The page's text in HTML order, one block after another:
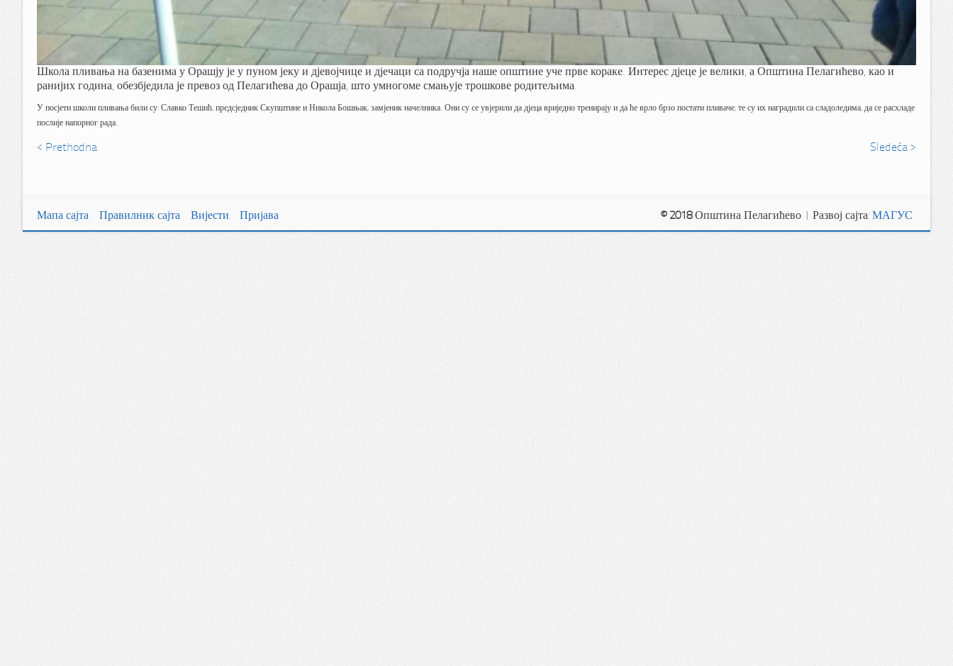
Школа пливања на базенима у Орашју је у пуном јеку и дјевојчице и дјечаци са подручја наше општине уче прве кораке. Интерес дјеце је велики, а Општина Пелагићево, као и
ранијих година, обезбједила је превоз од Пелагићева до Орашја, што умногоме смањује трошкове родитељима.
У посјети школи пливања били су: Славко Тешић, предсједник Скупштине и Никола Бошњак, замјеник начелника. Они су се увјерили да дјеца вриједно тренирају и да ће врло брзо постати пливаче, те су их наградили са сладоледима, да се расхладе
послије напорног рада.
< Prethodna Sledeća >
Мапа сајта Правилник сајта Вијести Пријава © 2018Општина Пелагићево | Развој сајта: МАГУС